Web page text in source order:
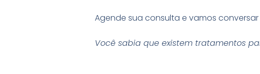
Agende sua consulta e vamos
Você sabia que existem tratamentos